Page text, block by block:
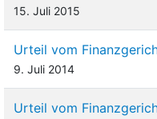
15. Juli 2015
Urteil vom
9. Juli 2014
Urteil vom